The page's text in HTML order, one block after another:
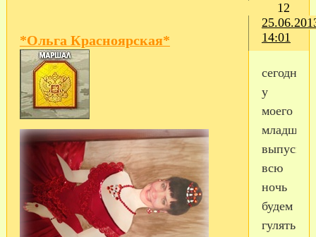
12
14:01
*Ольга Красноярская*
сегодня
у
моего
младшего
всю
ночь
будем
гулять!